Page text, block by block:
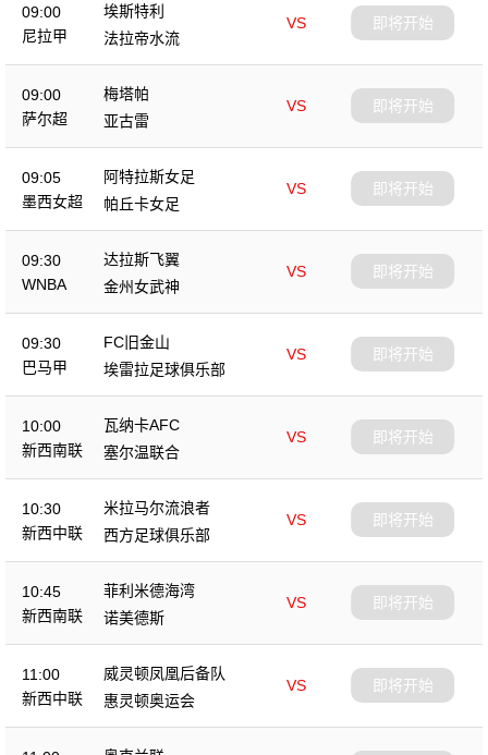
09:00
尼拉甲
埃斯特利
VS
法拉帝水流
即将开始
09:00
萨尔超
梅塔帕
VS
亚古雷
即将开始
09:05
墨西女超
阿特拉斯女足
VS
帕丘卡女足
即将开始
09:30
WNBA
达拉斯飞翼
VS
金州女武神
即将开始
09:30
巴马甲
FC旧金山
VS
埃雷拉足球俱乐部
即将开始
10:00
新西南联
瓦纳卡AFC
VS
塞尔温联合
即将开始
10:30
新西中联
米拉马尔流浪者
VS
西方足球俱乐部
即将开始
10:45
新西南联
菲利米德海湾
VS
诺美德斯
即将开始
11:00
新西中联
威灵顿凤凰后备队
VS
惠灵顿奥运会
即将开始